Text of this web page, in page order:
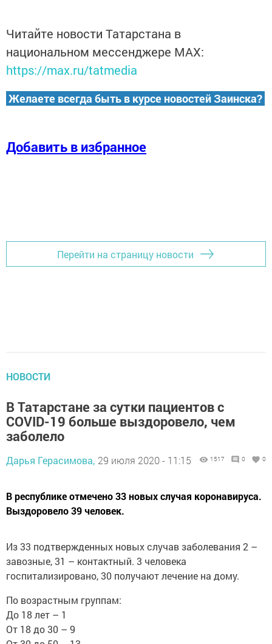
Читайте новости Татарстана в
национальном мессенджере MАХ:
https://max.ru/tatmedia
Желаете всегда быть в курсе новостей Заинска?
Добавить в избранное
Перейти на страницу новости
НОВОСТИ
В Татарстане за сутки пациентов с
COVID-19 больше выздоровело, чем
заболело
Дарья Герасимова, 29 июля 2020 - 11:15 1517 0 0
В республике отмечено 33 новых случая коронавируса.
Выздоровело 39 человек.
Из 33 подтвержденных новых случав заболевания 2 –
завозные, 31 – контактный. 3 человека
госпитализировано, 30 получают лечение на дому.
По возрастным группам:
До 18 лет – 1
От 18 до 30 – 9